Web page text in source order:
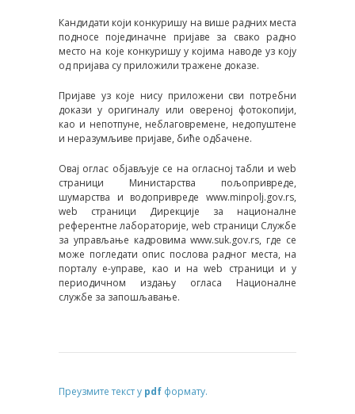
Кандидати који конкуришу на више радних места
подносе појединачне пријаве за свако радно
место на које конкуришу у којима наводе уз коју
од пријава су приложили тражене доказе.
Пријаве уз које нису приложени сви потребни
докази у оригиналу или овереној фотокопији,
као и непотпуне, неблаговремене, недопуштене
и неразумљиве пријаве, биће одбачене.
Овај оглас објављује се на огласној табли и web
страници Министарства пољопривреде,
шумарства и водопривреде www.minpolj.gov.rs,
web страници Дирекције за националне
референтне лабораторије, web страници Службе
за управљање кадровима www.suk.gov.rs, где се
може погледати опис послова радног места, на
порталу е-управе, као и на web страници и у
периодичном издању огласа Националне
службе за запошљавање.
Преузмите текст у pdf формату.